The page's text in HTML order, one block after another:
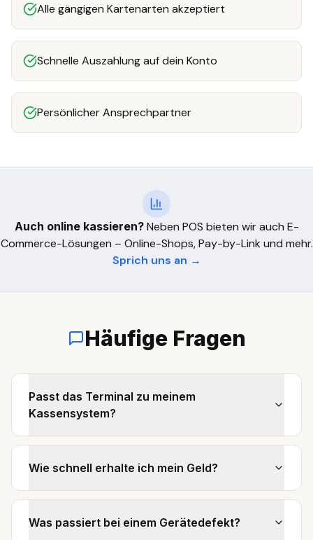
Alle gängigen Kartenarten akzeptiert
Schnelle Auszahlung auf dein Konto
Persönlicher Ansprechpartner
Auch online kassieren? Neben POS bieten wir auch E-
Commerce-Lösungen – Online-Shops, Pay-by-Link und mehr.
Sprich uns an →
Häufige Fragen
Passt das Terminal zu meinem
Kassensystem?
Wie schnell erhalte ich mein Geld?
Was passiert bei einem Gerätedefekt?